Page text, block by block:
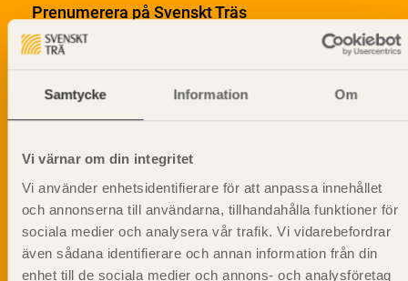
Samtycke Information Om
Vi värnar om din integritet
Vi använder enhetsidentifierare för att anpassa innehållet
och annonserna till användarna, tillhandahålla funktioner för
sociala medier och analysera vår trafik. Vi vidarebefordrar
även sådana identifierare och annan information från din
enhet till de sociala medier och annons- och analysföretag
Prenumerera på Svenskt Träs
informationsutskick!